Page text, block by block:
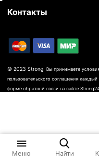
Контакты
© 2023 Strong Вы принимаете
пользовательского соглашения
форме обратной связи на сайте
Меню Найти